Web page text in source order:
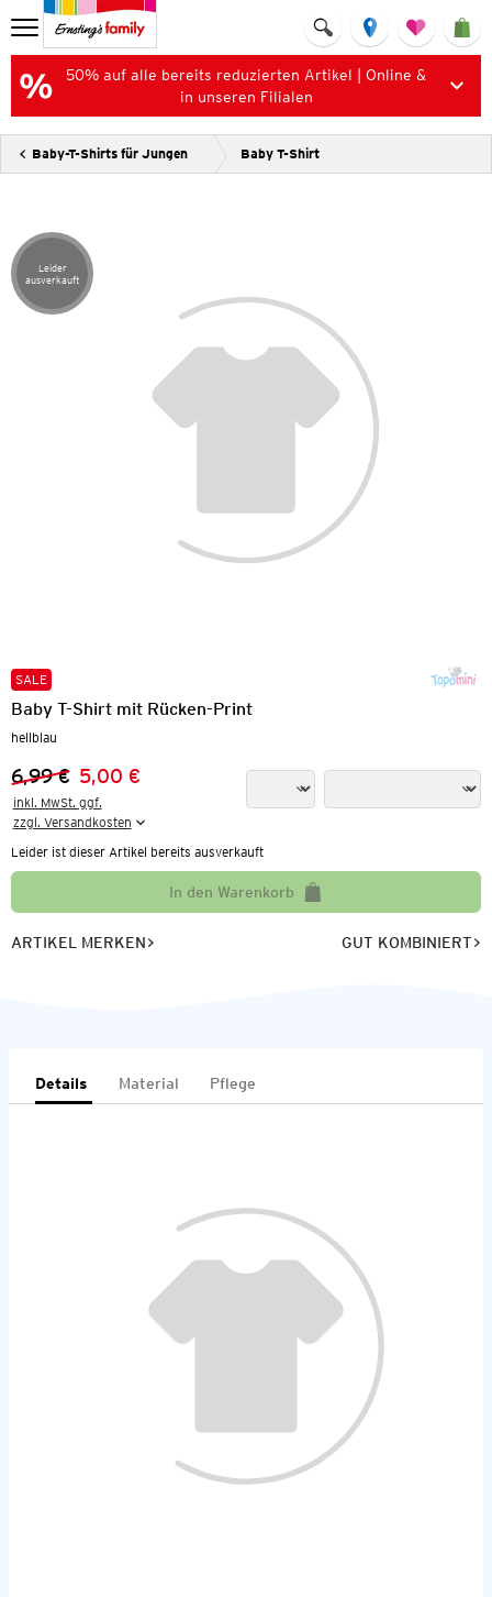
50% auf alle bereits reduzierten Artikel | Online &
in unseren Filialen
Baby-T-Shirts für Jungen Baby T-Shirt
Artikel leider ausverkauft
Leider
ausverkauft
SALE
Baby T-Shirt mit Rücken-Print
hellblau
Vorheriger Preis:
6,99 €
Neuer Preis:
5,00 €
inkl. MwSt. ggf.
zzgl. Versandkosten
Leider ist dieser Artikel bereits ausverkauft
In den Warenkorb
ARTIKEL MERKEN GUT KOMBINIERT
Details Material Pflege